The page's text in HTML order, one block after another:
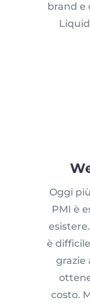
brand e
Oggi
PMI è
è
grazie
costo.